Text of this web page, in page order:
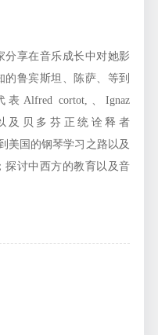
享在音乐成长中对她影
鲁宾斯坦、陈萨、等到
Alfred cortot,、Ignaz
以及贝多芬正统诠释者
美国的钢琴学习之路以及
探讨中西方的教育以及音